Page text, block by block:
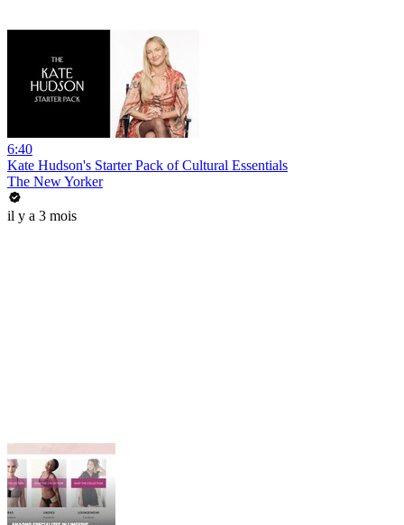
6:40
Kate Hudson's Starter Pack of Cultural Essentials
The New Yorker
il y a 3 mois